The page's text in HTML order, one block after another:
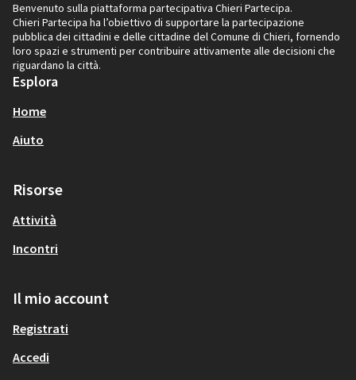
Benvenuto sulla piattaforma partecipativa Chieri Partecipa.
Chieri Partecipa ha l’obiettivo di supportare la partecipazione
pubblica dei cittadini e delle cittadine del Comune di Chieri, fornendo
loro spazi e strumenti per contribuire attivamente alle decisioni che
riguardano la città.
Esplora
Home
Aiuto
Risorse
Attività
Incontri
Il mio account
Registrati
Accedi